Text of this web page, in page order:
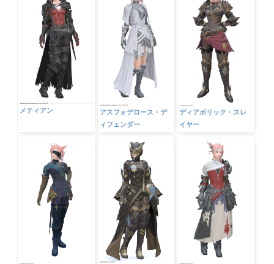
メティアン
アスフォデロース・デ
ィフェンダー
ディアボリック・スレ
イヤー